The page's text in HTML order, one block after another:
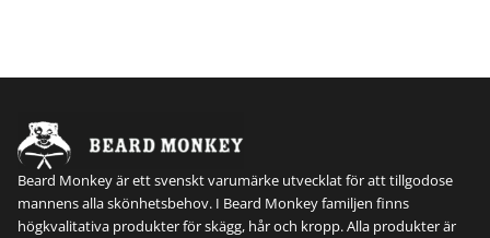
Beard Monkey är ett svenskt varumärke utvecklat för att tillgodose
mannens alla skönhetsbehov. I Beard Monkey familjen finns
högkvalitativa produkter för skägg, hår och kropp. Alla produkter är